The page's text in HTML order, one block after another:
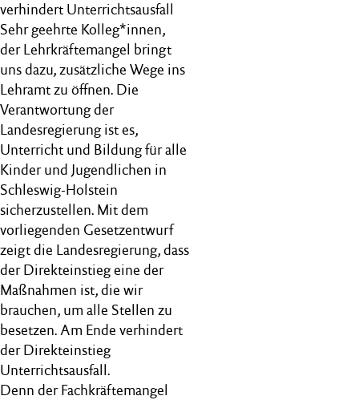
verhindert Unterrichtsausfall
Sehr geehrte Kolleg*innen,
der Lehrkräftemangel bringt
uns dazu, zusätzliche Wege ins
Lehramt zu öffnen. Die
Verantwortung der
Landesregierung ist es,
Unterricht und Bildung für alle
Kinder und Jugendlichen in
Schleswig-Holstein
sicherzustellen. Mit dem
vorliegenden Gesetzentwurf
zeigt die Landesregierung, dass
der Direkteinstieg eine der
Maßnahmen ist, die wir
brauchen, um alle Stellen zu
besetzen. Am Ende verhindert
der Direkteinstieg
Unterrichtsausfall.
Denn der Fachkräftemangel